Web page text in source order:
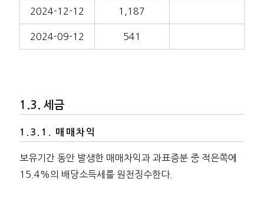
2024-12-12 1,187
2024-09-12 541
세금
매매차익
보유기간 동안 발생한 매매차익과 과표증분 중 적은쪽에
15.4%의 배당소득세를 원천징수한다.